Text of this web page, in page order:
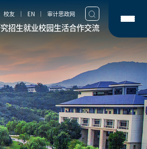
校友 EN 审计思政网
招生就业校园生活合作交流